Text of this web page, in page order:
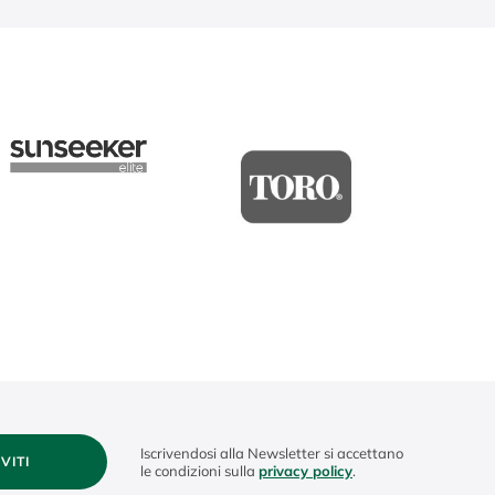
Iscrivendosi alla Newsletter si accettano
le condizioni sulla privacy policy.